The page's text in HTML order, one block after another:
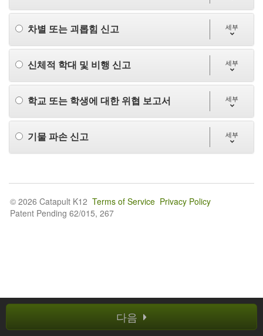
차별 또는 괴롭힘 신고 세부
신체적 학대 및 비행 신고 세부
학교 또는 학생에 대한 위협 보고서 세부
기물 파손 신고 세부
다음
© 2026 Catapult K12 Terms of Service Privacy Policy
Patent Pending 62/015, 267